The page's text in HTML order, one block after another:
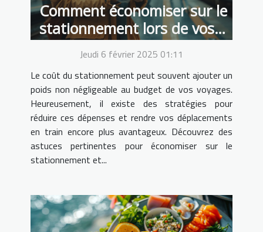
Comment économiser sur le
stationnement lors de vos
voyages en train
Jeudi 6 février 2025 01:11
Le coût du stationnement peut souvent ajouter un
poids non négligeable au budget de vos voyages.
Heureusement, il existe des stratégies pour
réduire ces dépenses et rendre vos déplacements
en train encore plus avantageux. Découvrez des
astuces pertinentes pour économiser sur le
stationnement et...